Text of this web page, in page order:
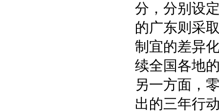
分，分别设
的广东则采
制宜的差异
续全国各地
另一方面，
出的三年行